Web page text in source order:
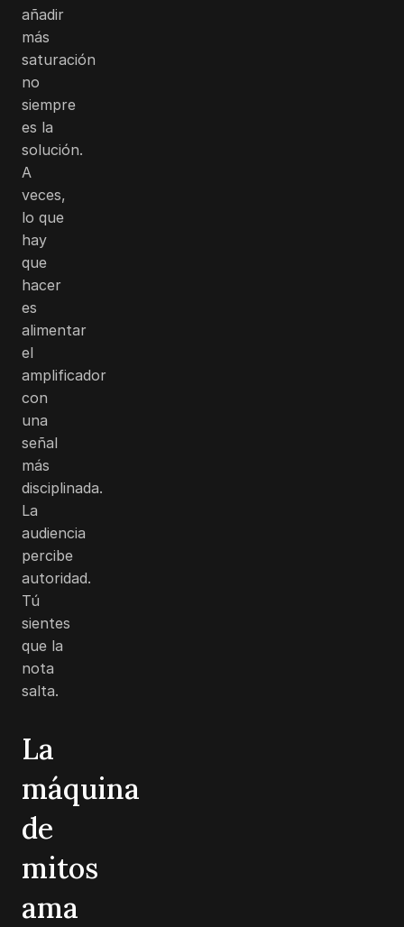
añadir
más
saturación
no
siempre
es la
solución.
A
veces,
lo que
hay
que
hacer
es
alimentar
el
amplificador
con
una
señal
más
disciplinada.
La
audiencia
percibe
autoridad.
Tú
sientes
que la
nota
salta.
La
máquina
de
mitos
ama